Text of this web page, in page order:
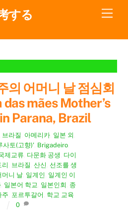
する
의 어머니 날 점심회
mães Mother’s
Parana, Brazil
브라질 아메리카, 일본 외
사토(고향)', Brigadeiro,
제교류 다문화 공생 다이
리 브라질 산신 선조를 생
머니 날, 일계인 일계인 이
일본어 학교 일본인회 종
주 포르투갈어 학교 교육
0